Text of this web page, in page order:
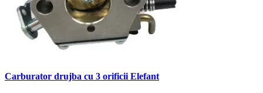
Carburator drujba cu 3 orificii Elefant